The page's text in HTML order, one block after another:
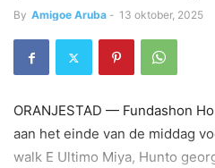
By Amigoe Aruba - 13 oktober, 2025
ORANJESTAD — Fundashon
aan het einde van de middag
walk E Ultimo Miya, Hunto